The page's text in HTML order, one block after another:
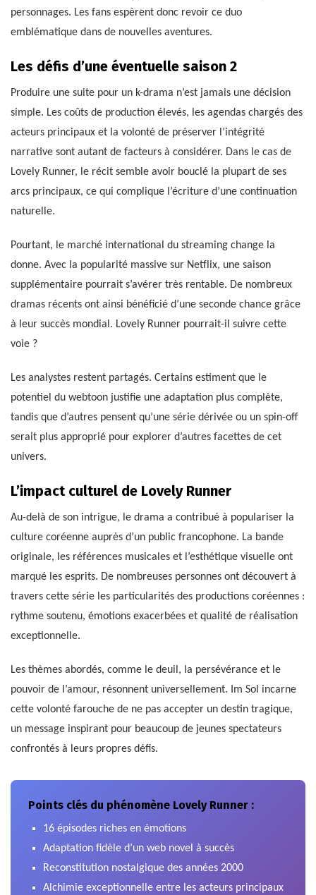
personnages. Les fans espèrent donc revoir ce duo
emblématique dans de nouvelles aventures.
Les défis d’une éventuelle saison 2
Produire une suite pour un k-drama n’est jamais une décision
simple. Les coûts de production élevés, les agendas chargés des
acteurs principaux et la volonté de préserver l’intégrité
narrative sont autant de facteurs à considérer. Dans le cas de
Lovely Runner, le récit semble avoir bouclé la plupart de ses
arcs principaux, ce qui complique l’écriture d’une continuation
naturelle.
Pourtant, le marché international du streaming change la
donne. Avec la popularité massive sur Netflix, une saison
supplémentaire pourrait s’avérer très rentable. De nombreux
dramas récents ont ainsi bénéficié d’une seconde chance grâce
à leur succès mondial. Lovely Runner pourrait-il suivre cette
voie ?
Les analystes restent partagés. Certains estiment que le
potentiel du webtoon justifie une adaptation plus complète,
tandis que d’autres pensent qu’une série dérivée ou un spin-off
serait plus approprié pour explorer d’autres facettes de cet
univers.
L’impact culturel de Lovely Runner
Au-delà de son intrigue, le drama a contribué à populariser la
culture coréenne auprès d’un public francophone. La bande
originale, les références musicales et l’esthétique visuelle ont
marqué les esprits. De nombreuses personnes ont découvert à
travers cette série les particularités des productions coréennes :
rythme soutenu, émotions exacerbées et qualité de réalisation
exceptionnelle.
Les thèmes abordés, comme le deuil, la persévérance et le
pouvoir de l’amour, résonnent universellement. Im Sol incarne
cette volonté farouche de ne pas accepter un destin tragique,
un message inspirant pour beaucoup de jeunes spectateurs
confrontés à leurs propres défis.
Points clés du phénomène Lovely Runner :
16 épisodes riches en émotions
Adaptation fidèle d’un web novel à succès
Reconstitution nostalgique des années 2000
Alchimie exceptionnelle entre les acteurs principaux